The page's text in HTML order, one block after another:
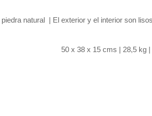
natural | El exterior y el interior son
50 x 38 x 15 cms | 28,5 kg